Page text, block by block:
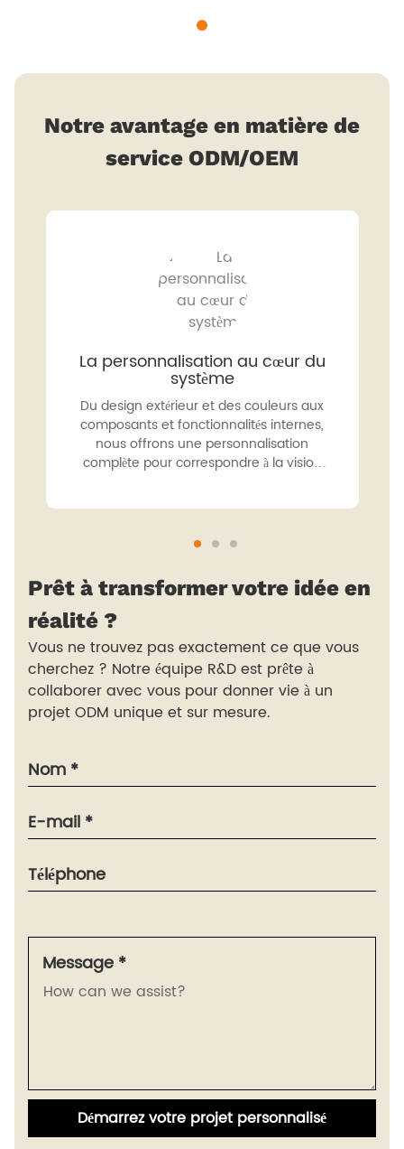
Notre avantage en matière de
service ODM/OEM
La personnalisation au cœur du
système
Du design extérieur et des couleurs aux
composants et fonctionnalités internes,
nous offrons une personnalisation
complète pour correspondre à la vision
Prêt à transformer votre idée en
réalité ?
Vous ne trouvez pas exactement ce que vous
cherchez ? Notre équipe R&D est prête à
collaborer avec vous pour donner vie à un
projet ODM unique et sur mesure.
Nom *
E-mail *
Téléphone
Message *
Démarrez votre projet personnalisé